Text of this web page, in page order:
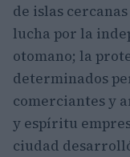
de islas
lucha por la
otomano; la
determinados
comerciantes y
y espíritu
ciudad